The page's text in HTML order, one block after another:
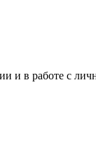
и в работе с